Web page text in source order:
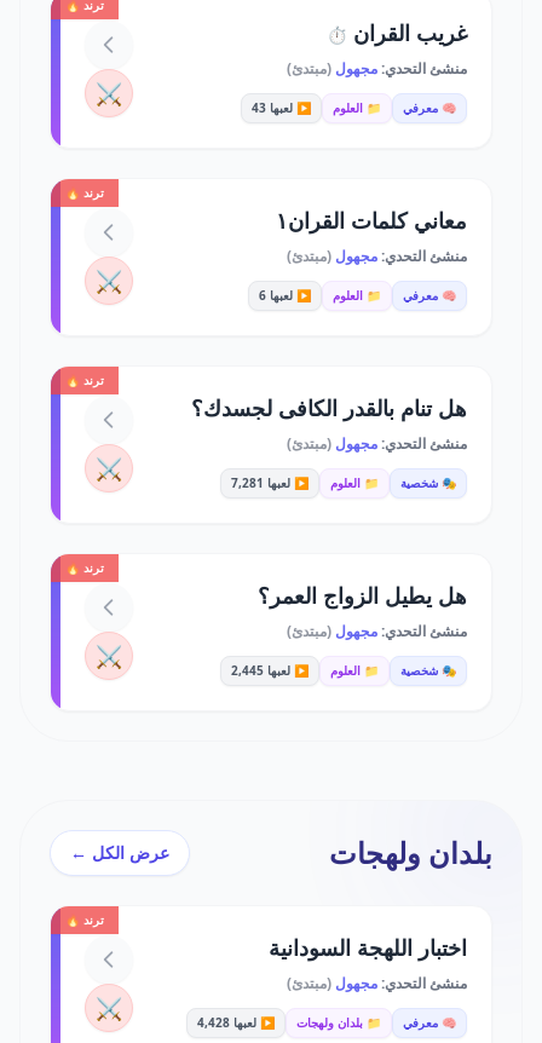
ترند 🔥
غريب القران ⏱️
منشئ التحدي:مجهول (مبتدئ)
🧠 معرفي 📁 العلوم ▶️ لعبها 43 ⚔️
ترند 🔥
معاني كلمات القران١
منشئ التحدي:مجهول (مبتدئ)
🧠 معرفي 📁 العلوم ▶️ لعبها 6 ⚔️
ترند 🔥
هل تنام بالقدر الكافى لجسدك؟
منشئ التحدي:مجهول (مبتدئ)
🎭 شخصية 📁 العلوم ▶️ لعبها 7,281 ⚔️
ترند 🔥
هل يطيل الزواج العمر؟
منشئ التحدي:مجهول (مبتدئ)
🎭 شخصية 📁 العلوم ▶️ لعبها 2,445 ⚔️
بلدان ولهجات عرض الكل ←
ترند 🔥
اختبار اللهجة السودانية
منشئ التحدي:مجهول (مبتدئ)
🧠 معرفي 📁 بلدان ولهجات ▶️ لعبها 4,428 ⚔️